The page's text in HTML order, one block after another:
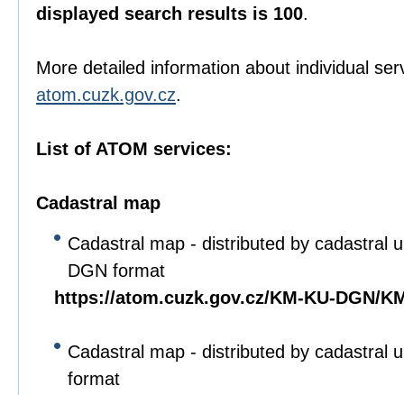
displayed search results is 100.
More detailed information about individual
atom.cuzk.gov.cz.
List of ATOM services:
Cadastral map
Cadastral map - distributed by cadastral
DGN format
https://atom.cuzk.gov.cz/KM-KU-DGN/
Cadastral map - distributed by cadastral
format